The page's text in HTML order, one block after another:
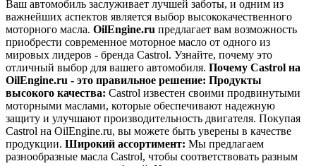
Ваш автомобиль заслуживает лучшей заботы, и одним из
важнейших аспектов является выбор высококачественного
моторного масла. OilEngine.ru предлагает вам возможность
приобрести современное моторное масло от одного из
мировых лидеров - бренда Castrol. Узнайте, почему это
отличный выбор для вашего автомобиля. Почему Castrol на
OilEngine.ru - это правильное решение: Продукты
высокого качества: Castrol известен своими продвинутыми
моторными маслами, которые обеспечивают надежную
защиту и улучшают производительность двигателя. Покупая
Castrol на OilEngine.ru, вы можете быть уверены в качестве
продукции. Широкий ассортимент: Мы предлагаем
разнообразные масла Castrol, чтобы соответствовать разным